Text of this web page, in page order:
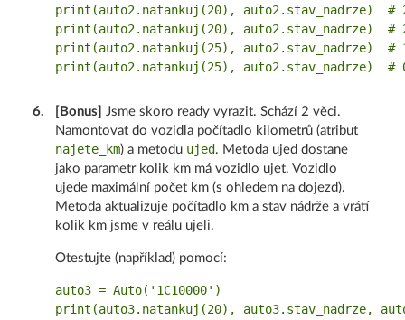
print(auto2.natankuj(20), auto2.stav_nadrze)  #
print(auto2.natankuj(20), auto2.stav_nadrze)  #
print(auto2.natankuj(25), auto2.stav_nadrze)  #
6. [Bonus]
Jsme skoro ready vyrazit. Schází 2 věci.
Namontovat do vozidla počítadlo kilometrů (atribut
najete_km) a metodu ujed . Metoda ujed dostane
jako parametr kolik km má vozidlo ujet. Vozidlo
ujede maximální počet km (s ohledem na dojezd).
Metoda aktualizuje počítadlo km a stav nádrže a vrátí
kolik km jsme v reálu ujeli.
Otestujte (například) pomocí:
auto3 = Auto('1C10000')
print(auto3.natankuj(20), auto3.stav_nadrze,